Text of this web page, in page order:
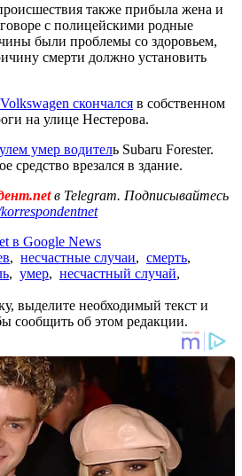
также прибыла жена и
с полицейскими родные
были проблемы со здоровьем,
смерти должно установить
скончался в собственном
на улице Нестерова.
умер водитель Subaru Forester.
средство врезался в здание.
в Telegram. Подписывайтесь
в Google News
, несчастные случаи, смерть,
, умер, несчастный случай,
выделите необходимый текст и
сообщить об этом редакции.